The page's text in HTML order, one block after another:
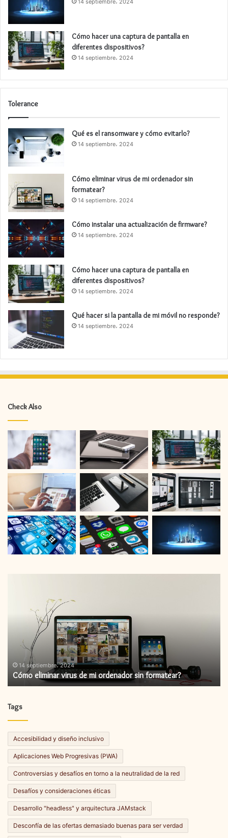
14 septiembre، 2024
Cómo hacer una captura de pantalla en
diferentes dispositivos?
14 septiembre، 2024
Tolerance
Qué es el ransomware y cómo evitarlo?
14 septiembre، 2024
Cómo eliminar virus de mi ordenador sin
formatear?
14 septiembre، 2024
Cómo instalar una actualización de firmware?
14 septiembre، 2024
Cómo hacer una captura de pantalla en
diferentes dispositivos?
14 septiembre، 2024
Qué hacer si la pantalla de mi móvil no responde?
14 septiembre، 2024
Check Also
ordenador
formatear?
14 septiembre، 2024
Cómo eliminar virus de mi ordenador sin formatear?
Tags
Accesibilidad y diseño inclusivo
Aplicaciones Web Progresivas (PWA)
Controversias y desafíos en torno a la neutralidad de la red
Desafíos y consideraciones éticas
Desarrollo "headless" y arquitectura JAMstack
Desconfía de las ofertas demasiado buenas para ser verdad